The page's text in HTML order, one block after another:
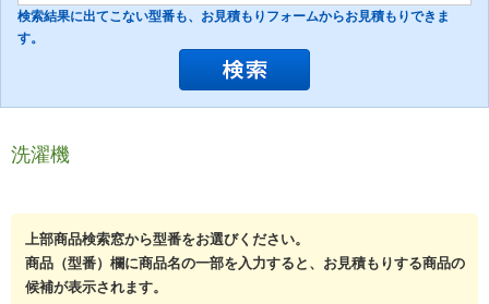
検索結果に出てこない型番も、お見積もりフォームからお見積もりできま
す。
洗濯機
上部商品検索窓から型番をお選びください。
商品（型番）欄に商品名の一部を入力すると、お見積もりする商品の
候補が表示されます。